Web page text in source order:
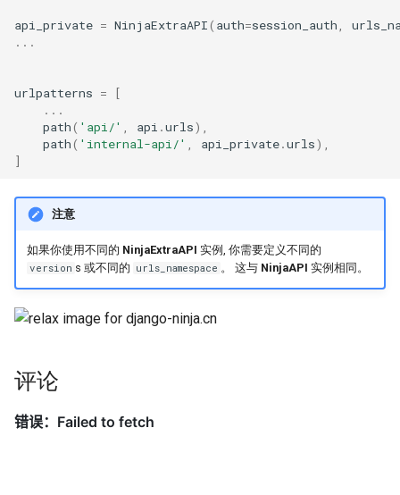
api_private = NinjaExtraAPI( auth=session_auth
...
urlpatterns =
[
...
path( 'api/' api .urls),
path( 'internal-api/' api_private.urls),
]
注意
如果你使用不同的 NinjaExtraAPI 实例, 你需要定义不同的
version s 或不同的 urls_namespace 。 这与 NinjaAPI 实例相同。
评论